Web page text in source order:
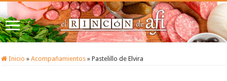
Inicio » Acompañamientos » Pastelillo de Elvira